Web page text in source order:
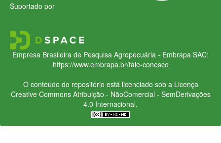
Suportado por
Empresa Brasileira de Pesquisa Agropecuária - Embrapa SAC:
https://www.embrapa.br/fale-conosco
O conteúdo do repositório está licenciado sob a Licença
Creative CommonsAtribuição - NãoComercial - SemDerivações
4.0 Internacional.